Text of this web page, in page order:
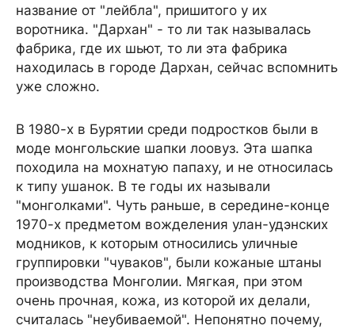
название от "лейбла", пришитого у их
воротника. "Дархан" - то ли так называлась
фабрика, где их шьют, то ли эта фабрика
находилась в городе Дархан, сейчас вспомнить
уже сложно.
В 1980-х в Бурятии среди подростков были в
моде монгольские шапки лоовуз. Эта шапка
походила на мохнатую папаху, и не относилась
к типу ушанок. В те годы их называли
"монголками". Чуть раньше, в середине-конце
1970-х предметом вожделения улан-удэнских
модников, к которым относились уличные
группировки "чуваков", были кожаные штаны
производства Монголии. Мягкая, при этом
очень прочная, кожа, из которой их делали,
считалась "неубиваемой". Непонятно почему,